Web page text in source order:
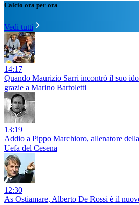
Calcio ora per ora
Vedi tutti
14:17
Quando Maurizio Sarri incontrò il suo
grazie a Marino Bartoletti
13:19
Addio a Pippo Marchioro, allenatore
Uefa del Cesena
12:30
As Ostiamare, Alberto De Rossi è il